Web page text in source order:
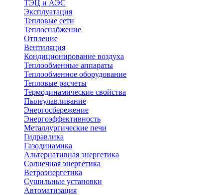
ТЭЦ и АЭС
Эксплуатация
Тепловые сети
Теплоснабжение
Отпление
Вентиляция
Кондиционирование воздуха
Теплообменные аппараты
Теплообменное оборудование
Тепловые расчеты
Термодинамические свойства
Пылеулавливание
Энергосбережение
Энергоэффективность
Металлургические печи
Гидравлика
Газодинамика
Альтернативная энергетика
Солнечная энергетика
Ветроэнергетика
Сушильные установки
Автоматизация